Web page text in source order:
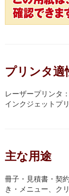
プリンタ適
レーザープリンタ
インクジェットプ
主な用途
冊子・見積書・契
き・メニュー、ク